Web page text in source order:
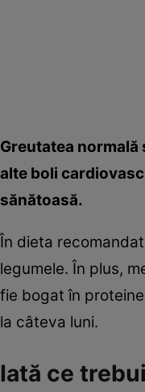
Greutatea
alte boli
sănătoasă.
În dieta
legumele. În plus,
fie bogat în
la câteva luni.
Iată ce